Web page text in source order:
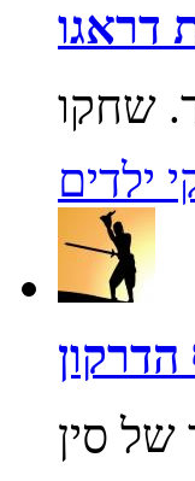
דראגו
ילדים
הדרקון